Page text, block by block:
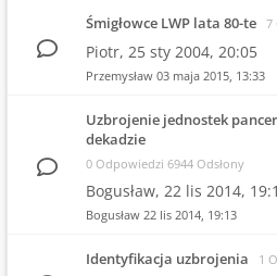
Śmigłowce LWP lata 80-te 7
Piotr, 25 sty 2004, 20:05
Przemysław 03 maja 2015, 13:33
Uzbrojenie jednostek
dekadzie
0 Odpowiedzi 6944 Odsłony
Bogusław, 22 lis 2014,
Bogusław 22 lis 2014, 19:13
Identyfikacja uzbrojenia 1